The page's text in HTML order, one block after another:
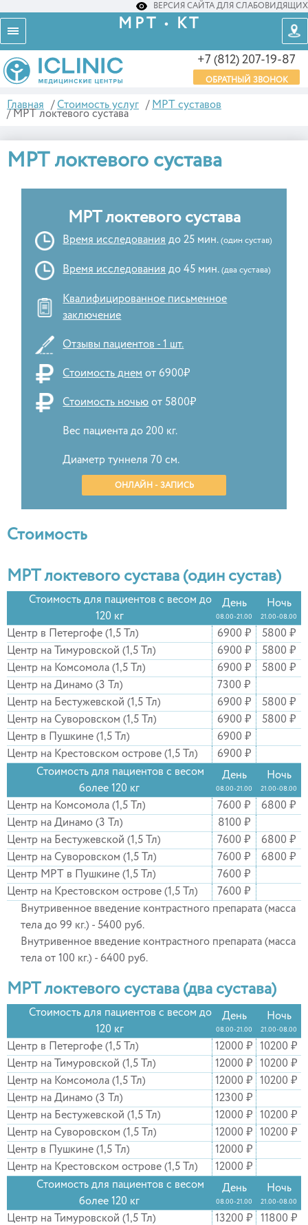
ВЕРСИЯ САЙТА ДЛЯ СЛАБОВИДЯЩИХ
МРТ • КТ
+7 (812) 207-19-87
ОБРАТНЫЙ ЗВОНОК
Главная / Стоимость услуг / МРТ суставов
/ МРТ локтевого сустава
МРТ локтевого сустава
МРТ локтевого сустава
Время исследования до 25 мин.(один сустав)
Время исследования до 45 мин.(два сустава)
Квалифицированное письменное
заключение
Отзывы пациентов - 1 шт.
Стоимость днем от 6900₽
Стоимость ночью от 5800₽
Вес пациента до 200 кг.
Диаметр туннеля 70 см.
ОНЛАЙН - ЗАПИСЬ
Стоимость
МРТ локтевого сустава (один сустав)
Стоимость для пациентов с весом до
120 кг
День
08.00-21.00
Ночь
21.00-08.00
Центр в Петергофе (1,5 Тл) 6900 ₽
5800 ₽
Центр на Тимуровской (1,5 Тл)
6900 ₽
5800 ₽
Центр на Комсомола (1,5 Тл)
6900 ₽
5800 ₽
Центр на Динамо (3 Тл)
7300 ₽
Центр на Бестужевской (1,5 Тл)
6900 ₽
5800 ₽
Центр на Суворовском (1,5 Тл)
6900 ₽
5800 ₽
Центр в Пушкине (1,5 Тл)
6900 ₽
Центр на Крестовском острове (1,5 Тл)
6900 ₽
Стоимость для пациентов с весом
более 120 кг
День
08.00-21.00
Ночь
21.00-08.00
Центр на Комсомола (1,5 Тл) 7600 ₽
6800 ₽
Центр на Динамо (3 Тл)
8100 ₽
Центр на Бестужевской (1,5 Тл)
7600 ₽
6800 ₽
Центр на Суворовском (1,5 Тл)
7600 ₽
6800 ₽
Центр МРТ в Пушкине (1,5 Тл)
7600 ₽
Центр на Крестовском острове (1,5 Тл)
7600 ₽
Внутривенное введение контрастного препарата (масса
тела до 99 кг.) - 5400 руб.
Внутривенное введение контрастного препарата (масса
тела от 100 кг.) - 6400 руб.
МРТ локтевого сустава (два сустава)
Стоимость для пациентов с весом до
120 кг
День
08.00-21.00
Ночь
21.00-08.00
Центр в Петергофе (1,5 Тл) 12000 ₽
10200 ₽
Центр на Тимуровской (1,5 Тл)
12000 ₽
10200 ₽
Центр на Комсомола (1,5 Тл)
12000 ₽
10200 ₽
Центр на Динамо (3 Тл)
12300 ₽
Центр на Бестужевской (1,5 Тл)
12000 ₽
10200 ₽
Центр на Суворовском (1,5 Тл)
12000 ₽
10200 ₽
Центр в Пушкине (1,5 Тл)
12000 ₽
Центр на Крестовском острове (1,5 Тл)
12000 ₽
Стоимость для пациентов с весом
более 120 кг
День
08.00-21.00
Ночь
21.00-08.00
Центр на Тимуровской (1,5 Тл) 13200 ₽
11800 ₽